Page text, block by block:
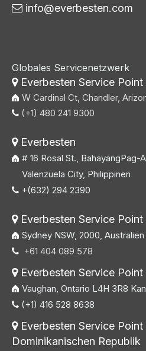
 info@everbesten.com
Globales Servicenetzwerk
Everbesten Service Point
W Cardinal Ct, Chandler,
 (+1) 480 241 9300
Everbesten
# 16 Rosal St., BahayangPag-
Valenzuela City, Philippinen
 +(632) 294 2390
Everbesten Service Point
Sydney NSW, 2000, Australien
 +61 404 089 578
Everbesten Service Point
Vaughan, Ontario L4H 3R8
 (+1) 416 528 8638
Everbesten Service Point
Dominikanischen Republik